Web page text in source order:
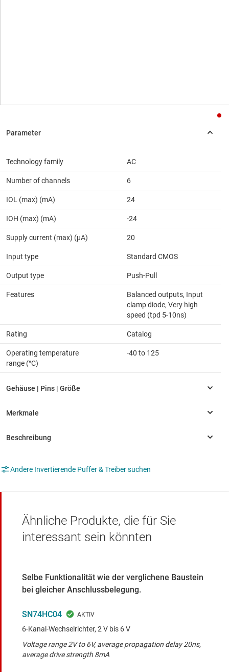
Technology family AC
Number of channels 6
IOL (max) (mA) 24
IOH (max) (mA) -24
Supply current (max) (µA) 20
Input type Standard CMOS
Output type Push-Pull
Features
Balanced outputs, Input
clamp diode, Very high
speed (tpd 5-10ns)
Rating Catalog
Operating temperature
range (°C)
-40 to 125
Andere Invertierende Puffer & Treiber suchen
Ähnliche Produkte, die für Sie
interessant sein könnten
Selbe Funktionalität wie der verglichene Baustein
bei gleicher Anschlussbelegung.
SN74HC04
6-Kanal-Wechselrichter, 2 V bis 6 V
Voltage range 2V to 6V, average propagation delay 20ns,
average drive strength 8mA